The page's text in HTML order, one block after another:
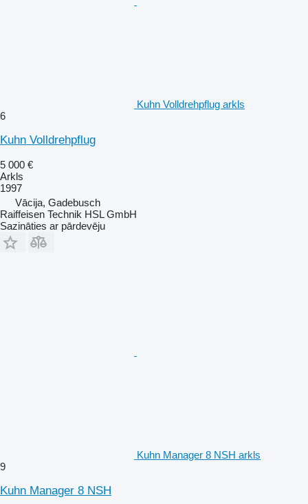
Kuhn Volldrehpflug arkls
6
Kuhn Volldrehpflug
5 000 €
Arkls
1997
Vācija, Gadebusch
Raiffeisen Technik HSL GmbH
Sazināties ar pārdevēju
Kuhn Manager 8 NSH arkls
9
Kuhn Manager 8 NSH